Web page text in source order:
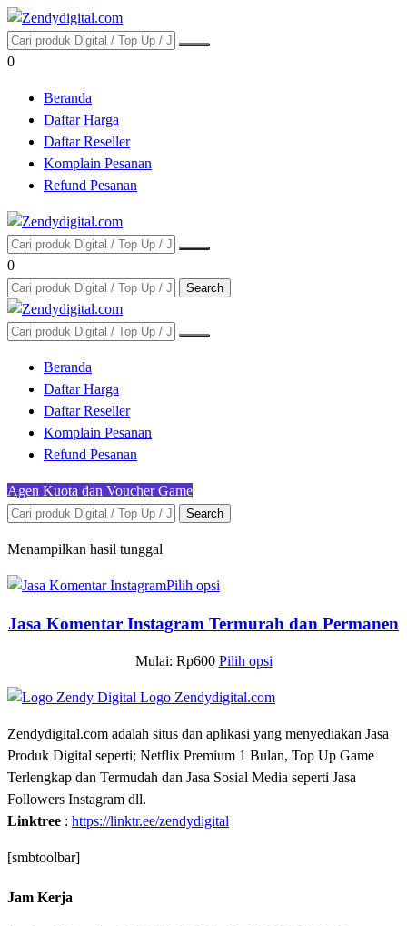
0
Beranda
Daftar Harga
Daftar Reseller
Komplain Pesanan
Refund Pesanan
0
Search
Beranda
Daftar Harga
Daftar Reseller
Komplain Pesanan
Refund Pesanan
Agen Kuota dan Voucher Game
Search
Menampilkan hasil tunggal
Pilih opsi
Jasa Komentar Instagram Termurah dan Permanen
Mulai: Rp600 Pilih opsi
Zendydigital.com adalah situs dan aplikasi yang menyediakan Jasa
Produk Digital seperti; Netflix Premium 1 Bulan, Top Up Game
Terlengkap dan Termudah dan Jasa Sosial Media seperti Jasa
Followers Instagram dll.
Linktree : https://linktr.ee/zendydigital
[smbtoolbar]
Jam Kerja